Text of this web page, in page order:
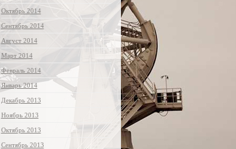
Октябрь 2014
Сентябрь 2014
Август 2014
Март 2014
Февраль 2014
Январь 2014
Декабрь 2013
Ноябрь 2013
Октябрь 2013
Сентябрь 2013